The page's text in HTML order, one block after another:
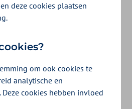
budget (Pgb) vergoed. Kijk
van kinderen bij
ziek zijn bijpalliatieve terminale
deze cookies plaatsen
om ook cookies te
analytische en
cookies hebben invloed